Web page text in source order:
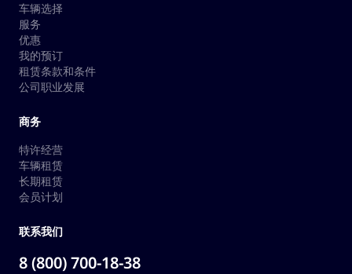
车辆选择
服务
优惠
我的预订
租赁条款和条件
公司职业发展
商务
特许经营
车辆租赁
长期租赁
会员计划
联系我们
8 (800) 700-18-38